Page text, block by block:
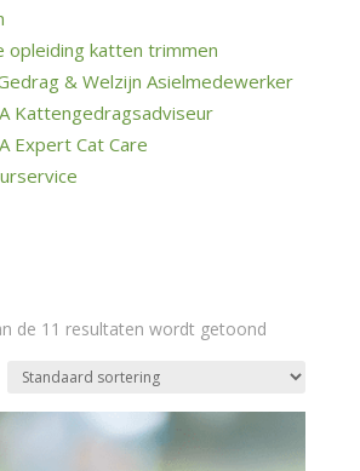
katten trimmen
& Welzijn Asielmedewerker
Kattengedragsadviseur
Expert Cat Care
de 11 resultaten wordt getoond